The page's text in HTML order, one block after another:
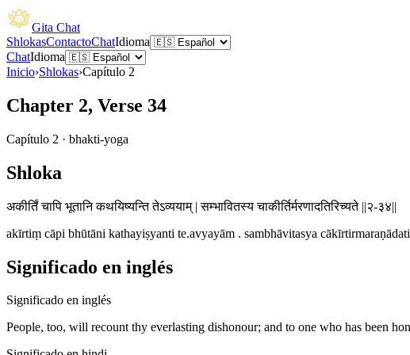
Gita Chat
ShlokasContactoChatIdioma
ChatIdioma
Inicio›Shlokas›Capítulo 2
Chapter 2, Verse 34
Capítulo 2 · bhakti-yoga
Shloka
अकीर्तिं चापि भूतानि कथयिष्यन्ति तेऽव्ययाम् | सम्भावितस्य चाकीर्तिर्मरणादतिरिच्यते ||२-३४||
akīrtiṃ cāpi bhūtāni kathayiṣyanti te.avyayām . sambhāvitasya
Significado en inglés
Significado en inglés
People, too, will recount thy everlasting dishonour; and to one who has been